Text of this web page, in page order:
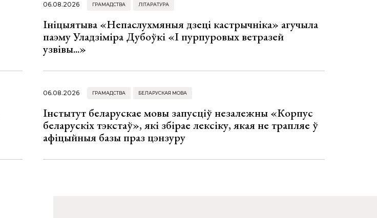
06.08.2026 ГРАМАДСТВА ЛІТАРАТУРА
Ініцыятыва «Непаслухмяныя дзеці кастрычніка» агучыла
паэму Уладзіміра Дубоўкі «І пурпуровых ветразей
узвівы...»
06.08.2026 ГРАМАДСТВА БЕЛАРУСКАЯ МОВА
Інстытут беларускае мовы запусціў незалежны «Корпус
беларускіх тэкстаў», які збірае лексіку, якая не трапляе ў
афіцыйныя базы праз цэнзуру